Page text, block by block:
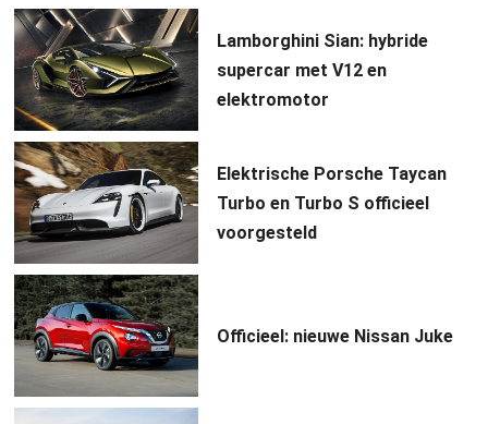
Lamborghini Sian: hybride
supercar met V12 en
elektromotor
Elektrische Porsche Taycan
Turbo en Turbo S officieel
voorgesteld
Officieel: nieuwe Nissan Juke